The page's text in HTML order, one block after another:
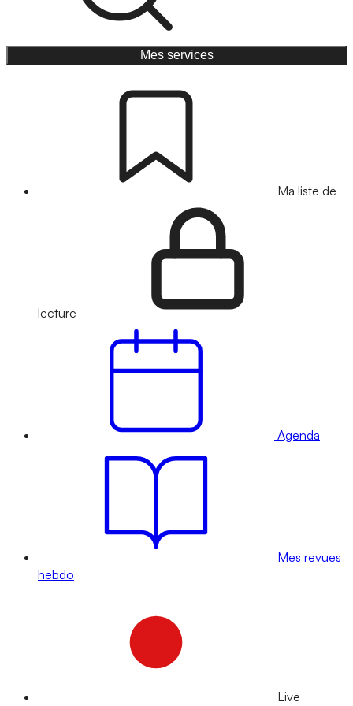
Mes services
Ma liste de
lecture
Agenda
Mes revues
hebdo
Live